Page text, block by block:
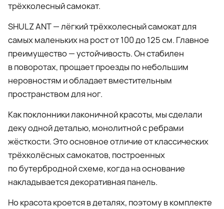
трёхколесный самокат.
SHULZ ANT — лёгкий трёхколесный самокат для
самых маленьких на рост от 100 до 125 см. Главное
преимущество — устойчивость. Он стабилен
в поворотах, прощает проезды по небольшим
неровностям и обладает вместительным
пространством для ног.
Как поклонники лаконичной красоты, мы сделали
деку одной деталью, монолитной с ребрами
жёсткости. Это основное отличие от классических
трёхколёсных самокатов, построенных
по бутербродной схеме, когда на основание
накладывается декоративная панель.
Но красота кроется в деталях, поэтому в комплекте